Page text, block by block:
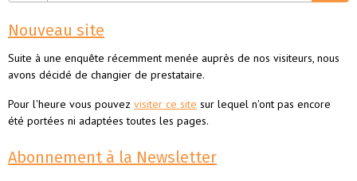
Nouveau site
Suite à une enquête récemment menée auprès de nos visiteurs, nous
avons décidé de changier de prestataire.
Pour l'heure vous pouvez visiter ce site sur lequel n'ont pas encore
été portées ni adaptées toutes les pages.
Abonnement à la Newsletter